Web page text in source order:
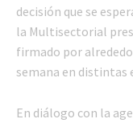
decisión que se
la Multisectorial
firmado por
semana en distintas
En diálogo con la